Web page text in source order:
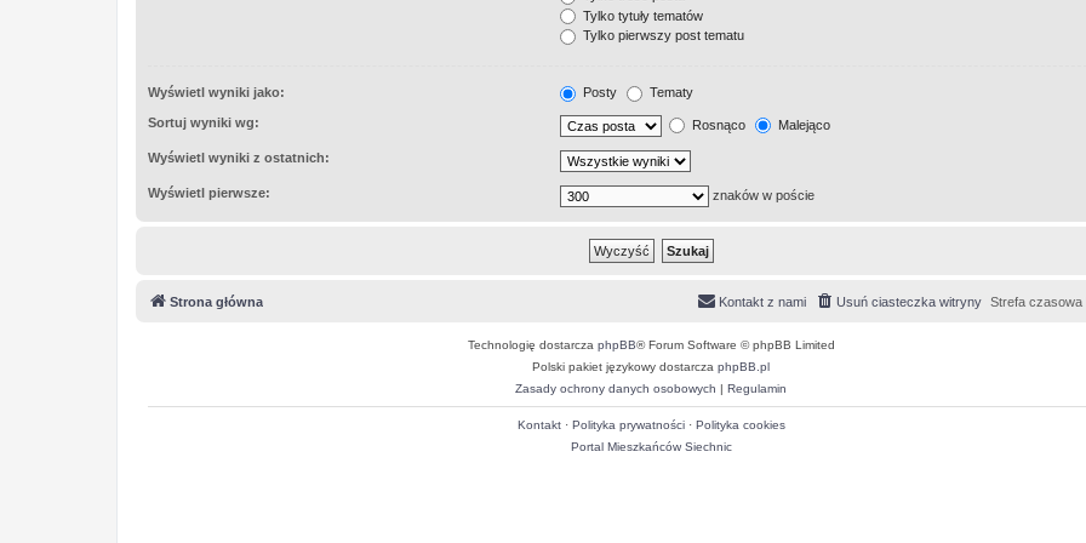
Tylko tytuły tematów
Tylko pierwszy post tematu
Wyświetl wyniki jako: Posty Tematy
Sortuj wyniki wg: Rosnąco Malejąco
Wyświetl wyniki z ostatnich:
Wyświetl pierwsze: znaków w poście
Strona główna Strefa czasowa
Usuń ciasteczka witryny
Kontakt z nami
Technologię dostarcza phpBB® Forum Software © phpBB Limited
Polski pakiet językowy dostarcza phpBB.pl
Zasady ochrony danych osobowych | Regulamin
Kontakt· Polityka prywatności· Polityka cookies
Portal Mieszkańców Siechnic